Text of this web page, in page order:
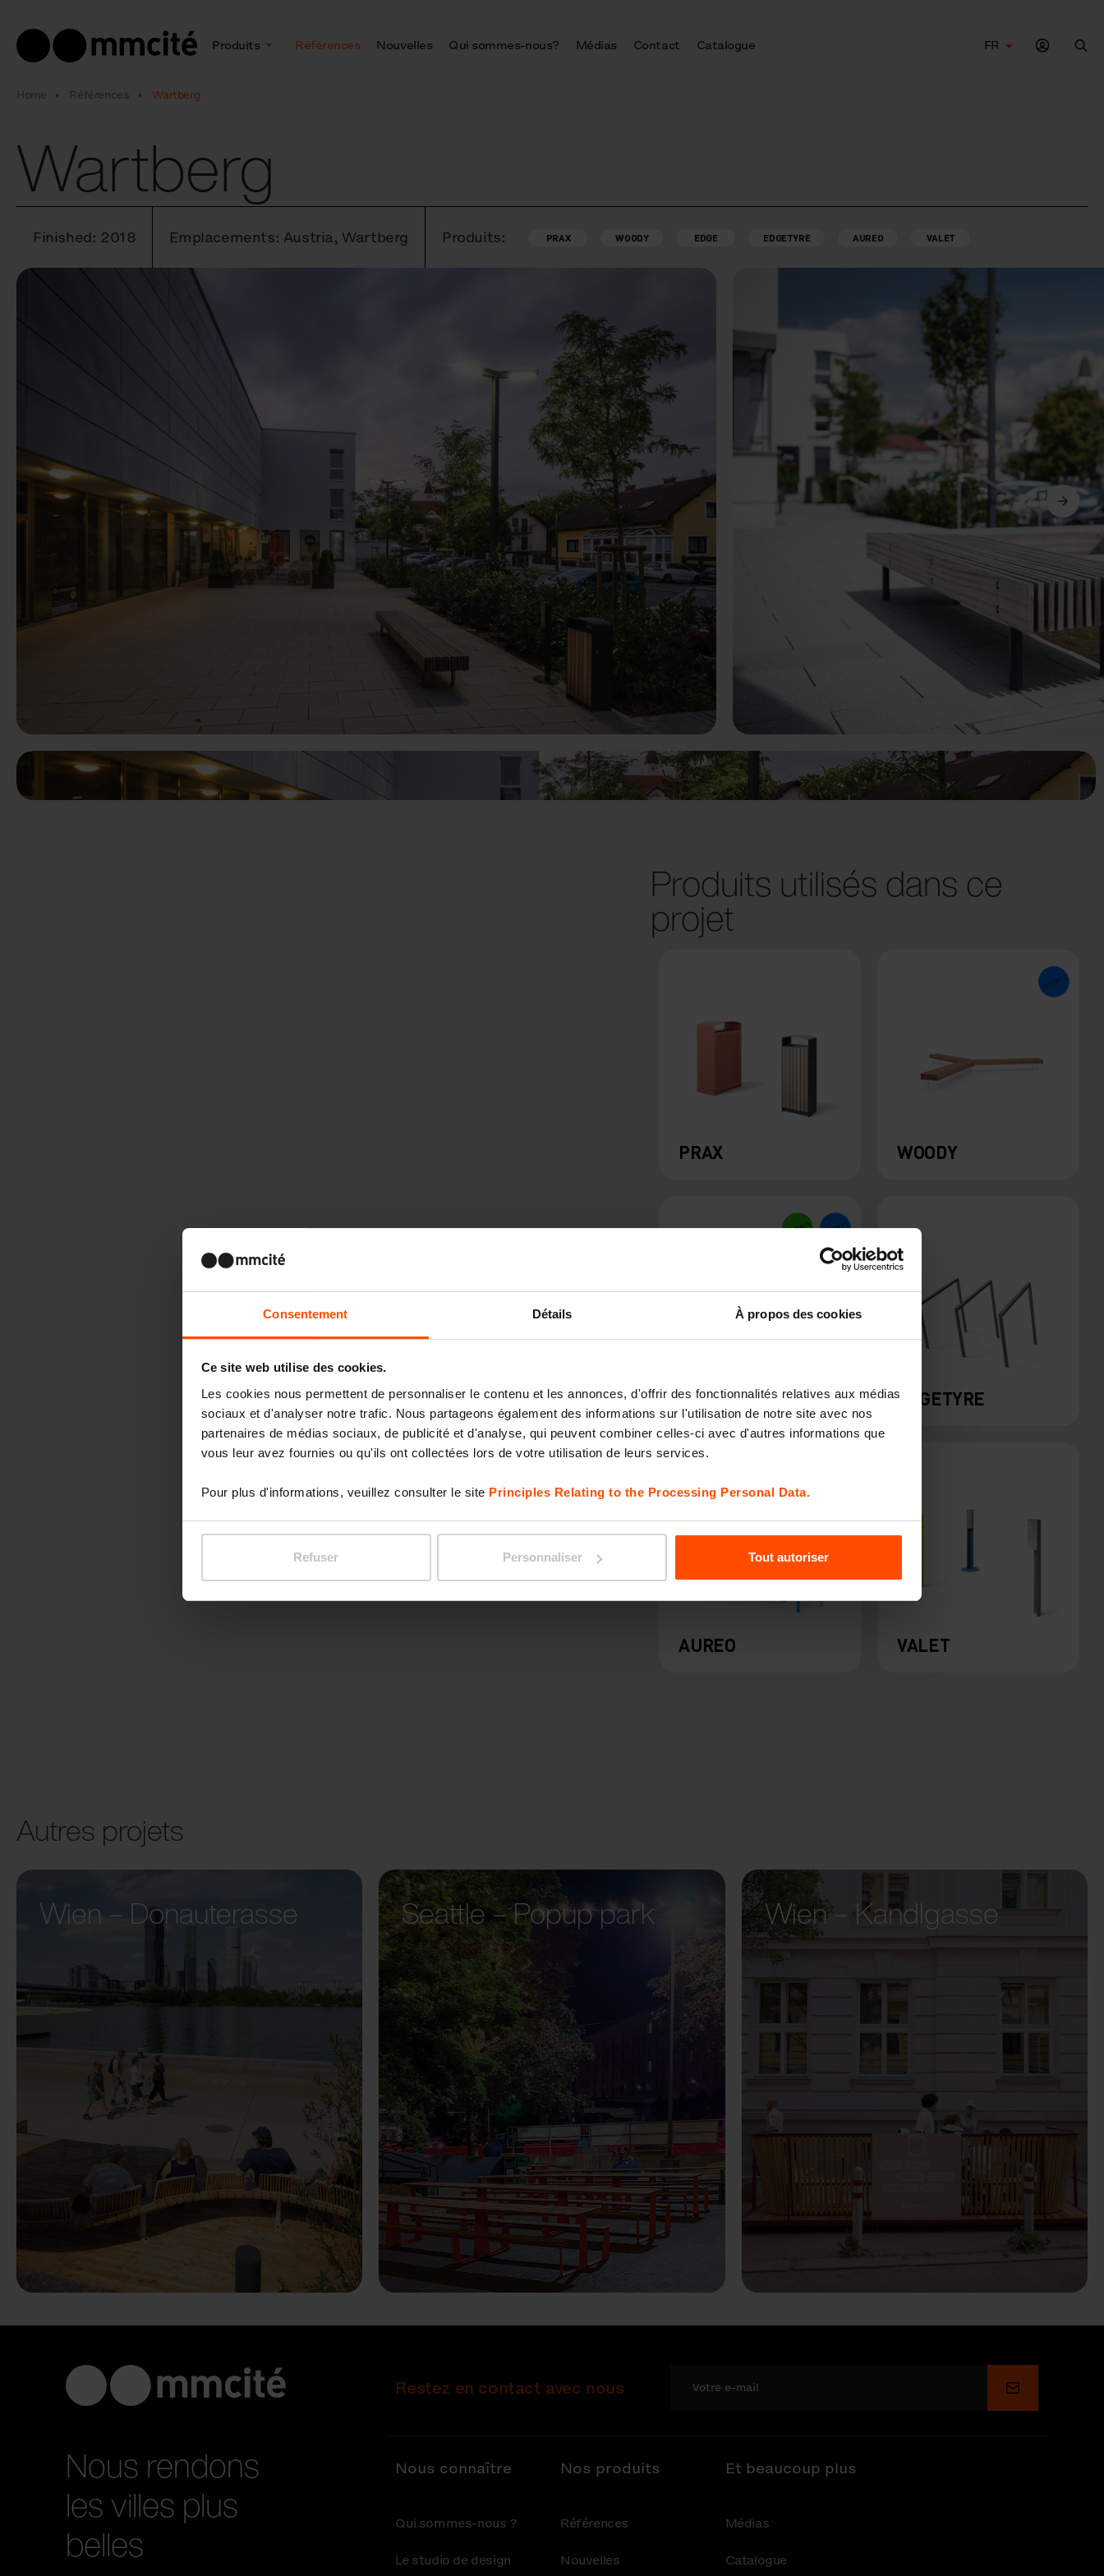
Consentement Détails À propos des cookies
Ce site web utilise des cookies.
Les cookies nous permettent de personnaliser le contenu et les annonces, d'offrir des fonctionnalités relatives aux médias
sociaux et d'analyser notre trafic. Nous partageons également des informations sur l'utilisation de notre site avec nos
partenaires de médias sociaux, de publicité et d'analyse, qui peuvent combiner celles-ci avec d'autres informations que
vous leur avez fournies ou qu'ils ont collectées lors de votre utilisation de leurs services.
Pour plus d'informations, veuillez consulter le site Principles Relating to the Processing Personal Data.
Refuser Personnaliser Tout autoriser
Produits Références Nouvelles Qui sommes-nous? Médias Contact Catalogue
FR
Home Références Wartberg
Wartberg
Finished: 2018 Emplacements: Austria, Wartberg Produits: PRAX WOODY EDGE EDGETYRE AUREO VALET
Précédent
Produits utilisés dans ce
projet
PRAX WOODY
EDGE EDGETYRE
AUREO VALET
Autres projets
Wien – Donauterasse
Seattle – Popup park Wien – Kandlgasse
Nous rendons
les villes plus
belles
Restez en contact avec nous Soumettre
Nous connaître
Qui sommes-nous ?
Le studio de design
Nos produits
Références
Nouvelles
Et beaucoup plus
Médias
Catalogue